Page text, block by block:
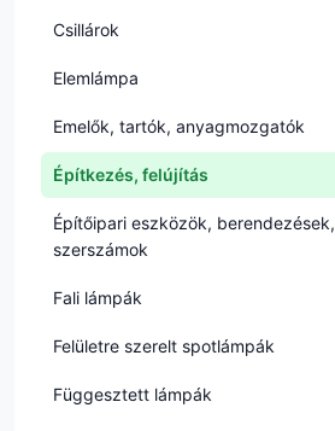
Csillárok
Elemlámpa
Emelők, tartók, anyagmozgatók
Építkezés, felújítás
Építőipari eszközök, berendezések,
szerszámok
Fali lámpák
Felületre szerelt spotlámpák
Függesztett lámpák